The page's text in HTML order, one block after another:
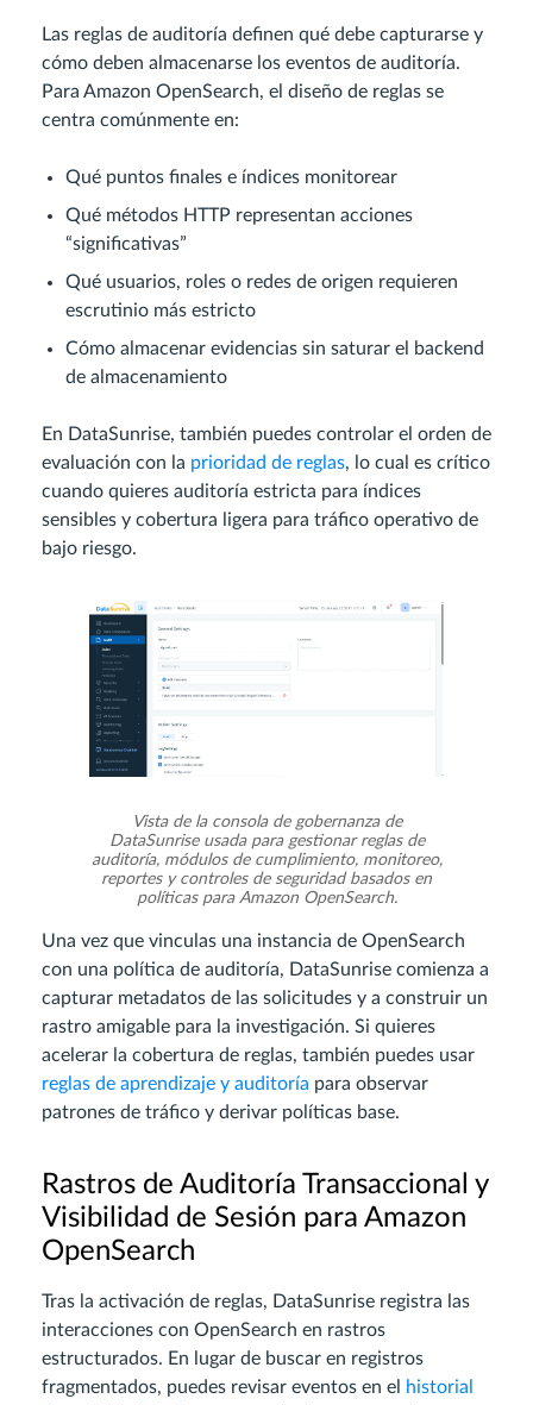
Las reglas de auditoría definen qué debe capturarse y
cómo deben almacenarse los eventos de auditoría.
Para Amazon OpenSearch, el diseño de reglas se
centra comúnmente en:
Qué puntos finales e índices monitorear
Qué métodos HTTP representan acciones
“significativas”
Qué usuarios, roles o redes de origen requieren
escrutinio más estricto
Cómo almacenar evidencias sin saturar el backend
de almacenamiento
En DataSunrise, también puedes controlar el orden de
evaluación con la prioridad de reglas, lo cual es crítico
cuando quieres auditoría estricta para índices
sensibles y cobertura ligera para tráfico operativo de
bajo riesgo.
Vista de la consola de gobernanza de
DataSunrise usada para gestionar reglas de
auditoría, módulos de cumplimiento, monitoreo,
reportes y controles de seguridad basados en
políticas para Amazon OpenSearch.
Una vez que vinculas una instancia de OpenSearch
con una política de auditoría, DataSunrise comienza a
capturar metadatos de las solicitudes y a construir un
rastro amigable para la investigación. Si quieres
acelerar la cobertura de reglas, también puedes usar
reglas de aprendizaje y auditoría para observar
patrones de tráfico y derivar políticas base.
Rastros de Auditoría Transaccional y
Visibilidad de Sesión para Amazon
OpenSearch
Tras la activación de reglas, DataSunrise registra las
interacciones con OpenSearch en rastros
estructurados. En lugar de buscar en registros
fragmentados, puedes revisar eventos en el
historial